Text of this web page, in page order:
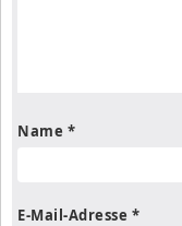
Name *
E-Mail-Adresse *